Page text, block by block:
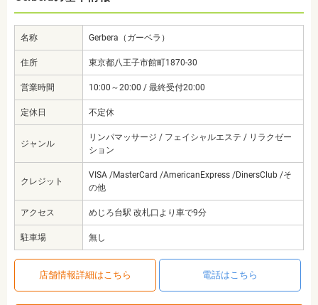
名称 Gerbera（ガーベラ）
住所 東京都八王子市館町1870-30
営業時間 10:00～20:00 / 最終受付20:00
定休日 不定休
ジャンル
リンパマッサージ / フェイシャルエステ / リラクゼー
ション
クレジット
VISA /MasterCard /AmericanExpress /DinersClub /そ
の他
アクセス めじろ台駅 改札口より車で9分
駐車場 無し
店舗情報詳細はこちら 電話はこちら